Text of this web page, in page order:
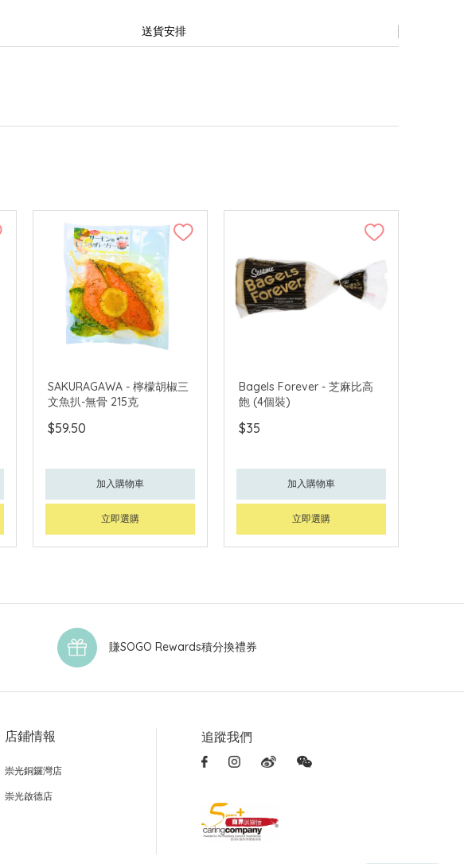
送貨安排
SAKURAGAWA - 檸檬胡椒三
文魚扒-無骨 215克
$59.50
加入購物車
立即選購
Bagels Forever - 芝麻比高
飽 (4個裝)
$35
加入購物車
立即選購
賺SOGO Rewards積分換禮券
店鋪情報
崇光銅鑼灣店
崇光啟德店
追蹤我們